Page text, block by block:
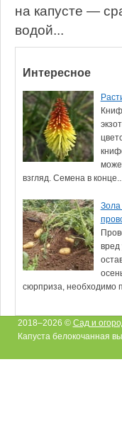
на капусте —
водой...
Интересное
взгляд. Семена в
Зола
сюрприза, необходимо
2018–2026 © Сад и
Капуста белокочанная